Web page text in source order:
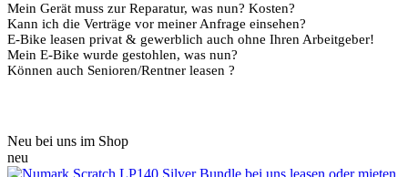
Mein Gerät muss zur Reparatur, was nun? Kosten?
Kann ich die Verträge vor meiner Anfrage einsehen?
E-Bike leasen privat & gewerblich auch ohne Ihren Arbeitgeber!
Mein E-Bike wurde gestohlen, was nun?
Können auch Senioren/Rentner leasen ?
Neu bei uns im Shop
neu